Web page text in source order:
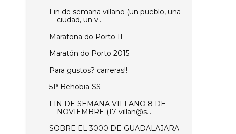
Fin de semana villano (un pueblo, una
ciudad, un v...
Maratona do Porto II
Maratón do Porto 2015
Para gustos? carreras!!
FIN DE SEMANA VILLANO 8 DE
NOVIEMBRE (17 villan@s...
SOBRE EL 3000 DE GUADALAJARA